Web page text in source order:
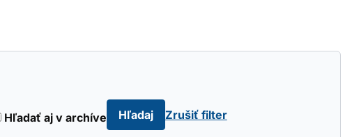
Hľadať aj v archíve
Hľadaj Zrušiť filter